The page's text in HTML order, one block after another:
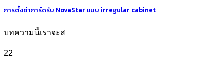
การตั้งค่าการ์ดรับ NovaStar แบบ irregular cabinet
บทความนี้เราจะส
22